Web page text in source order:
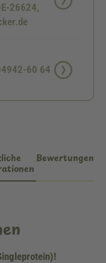
26624,
60 64
Bewertungen